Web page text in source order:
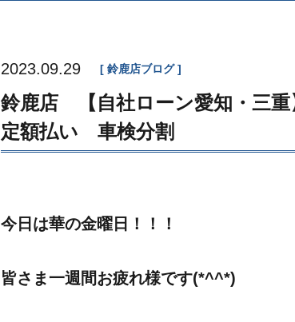
2023.09.29 鈴鹿店ブログ
鈴鹿店 【自社ローン愛知・三重
定額払い 車検分割
今日は華の金曜日！！！
皆さま一週間お疲れ様です(*^^*)